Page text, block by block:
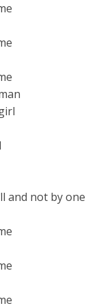
and not by one